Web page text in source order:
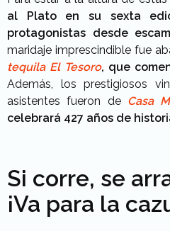
al Plato en su sexta
protagonistas desde
maridaje imprescindible fue
tequila El Tesoro, que
Además, los prestigiosos
asistentes fueron de Casa
celebrará 427 años de
Si corre, se
¡Va para la